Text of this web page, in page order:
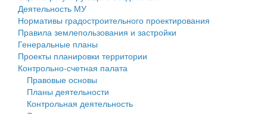
Генеральные планы
Проекты планировки территории
Собрание депутатов
Городское поселение
Деятельность МУ
Нормативы градостроительного проектирования
Правила землепользования и застройки
Генеральные планы
Проекты планировки территории
Контрольно-счетная палата
Правовые основы
Планы деятельности
Контрольная деятельность